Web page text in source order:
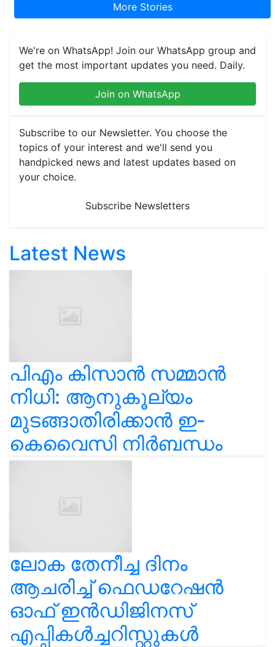
More Stories
We're on WhatsApp! Join our WhatsApp group and
get the most important updates you need. Daily.
Join on WhatsApp
Subscribe to our Newsletter. You choose the
topics of your interest and we'll send you
handpicked news and latest updates based on
your choice.
Subscribe Newsletters
Latest News
പിഎം കിസാൻ സമ്മാൻ
നിധി: ആനുകൂല്യം
മുടങ്ങാതിരിക്കാൻ ഇ-
കെവൈസി നിർബന്ധം
ലോക തേനീച്ച ദിനം
ആചരിച്ച് ഫെഡറേഷൻ
ഓഫ് ഇൻഡിജിനസ്
എപ്പികൾച്ചറിസ്റ്റുകൾ